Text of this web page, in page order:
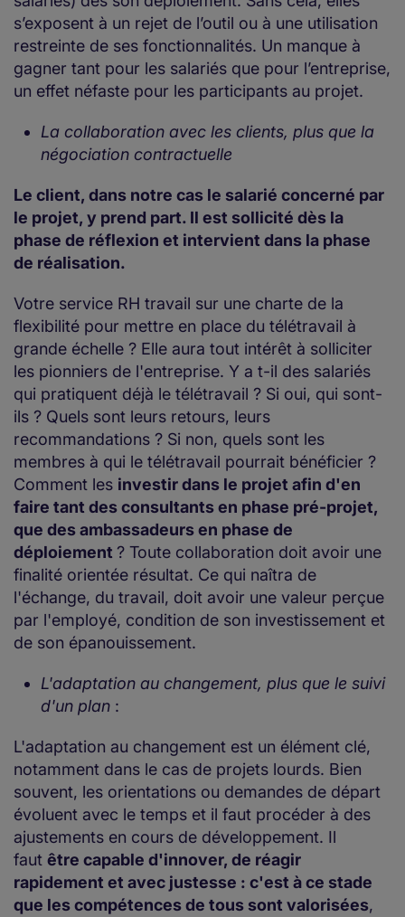
s’exposent à un rejet de l’outil ou à une utilisation
restreinte de ses fonctionnalités. Un manque à
gagner tant pour les salariés que pour l’entreprise,
un effet néfaste pour les participants au projet.
La collaboration avec les clients, plus que la
négociation contractuelle
Le client, dans notre cas le salarié concerné par
le projet, y prend part. Il est sollicité dès la
phase de réflexion et intervient dans la phase
de réalisation.
Votre service RH travail sur une charte de la
flexibilité pour mettre en place du télétravail à
grande échelle ? Elle aura tout intérêt à solliciter
les pionniers de l'entreprise. Y a t-il des salariés
qui pratiquent déjà le télétravail ? Si oui, qui sont-
ils ? Quels sont leurs retours, leurs
recommandations ? Si non, quels sont les
membres à qui le télétravail pourrait bénéficier ?
Comment les investir dans le projet afin d'en
faire tant des consultants en phase pré-projet,
que des ambassadeurs en phase de
déploiement ? Toute collaboration doit avoir une
finalité orientée résultat. Ce qui naîtra de
l'échange, du travail, doit avoir une valeur perçue
par l'employé, condition de son investissement et
de son épanouissement.
L'adaptation au changement, plus que le suivi
d'un plan :
L'adaptation au changement est un élément clé,
notamment dans le cas de projets lourds. Bien
souvent, les orientations ou demandes de départ
évoluent avec le temps et il faut procéder à des
ajustements en cours de développement. Il
faut être capable d'innover, de réagir
rapidement et avec justesse : c'est à ce stade
que les compétences de tous sont valorisées,